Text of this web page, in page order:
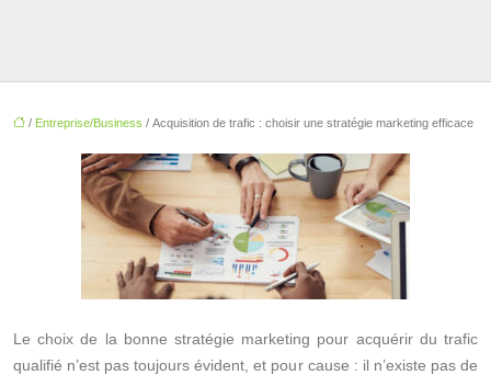
/ Entreprise/Business / Acquisition de trafic : choisir une stratégie marketing efficace
Le choix de la bonne stratégie marketing pour acquérir du trafic
qualifié n’est pas toujours évident, et pour cause : il n’existe pas de